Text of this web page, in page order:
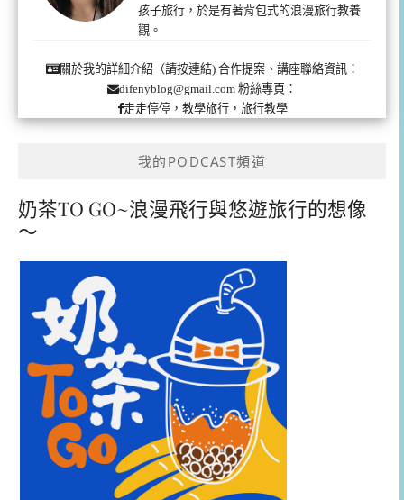
孩子旅行，於是有著背包式的浪漫旅行教養
觀。
關於我的詳細介紹（請按連結)合作提案、講座聯絡資訊：
difenyblog@gmail.com 粉絲專頁：
走走停停，教學旅行，旅行教學
我的PODCAST頻道
奶茶TO GO~浪漫飛行與悠遊旅行的想像
～